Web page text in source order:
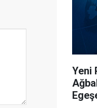
Yeni